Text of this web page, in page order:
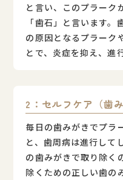
と言い、このプラーク
「歯石」と言います
の原因となるプラーク
とで、炎症を抑え、進
2：セルフケア（歯
毎日の歯みがきでプラ
と、歯周病は進行して
の歯みがきで取り除く
除くための正しい歯の